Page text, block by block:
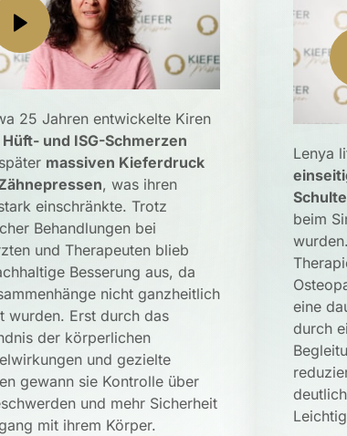
Vor etwa 25 Jahren entwickelte Kiren
und ISG-Schmerzen
massiven Kieferdruck
, was ihren
einschränkte. Trotz
Behandlungen bei
und Therapeuten blieb
Besserung aus, da
nicht ganzheitlich
wurden. Erst durch das
der körperlichen
und gezielte
gewann sie Kontrolle über
und mehr Sicherheit
mit ihrem Körper.
Lenya
beim
eine
durch